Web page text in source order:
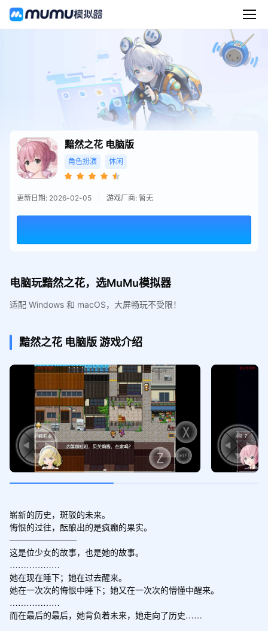
黯然之花 电脑版
角色扮演 休闲
更新日期: 2026-02-05 游戏厂商: 暂无
电脑玩黯然之花，选MuMu模拟器
适配 Windows 和 macOS，大屏畅玩不受限！
黯然之花 电脑版游戏介绍
崭新的历史，斑驳的未来。
悔恨的过往，酝酿出的是疯癫的果实。
————————
这是位少女的故事，也是她的故事。
………………
她在现在睡下；她在过去醒来。
她在一次次的悔恨中睡下；她又在一次次的懵懂中醒来。
………………
而在最后的最后，她背负着未来，她走向了历史……